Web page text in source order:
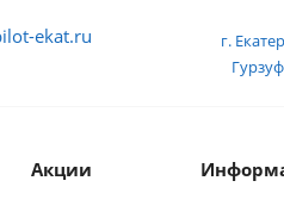
ekat.ru
г.
Акции